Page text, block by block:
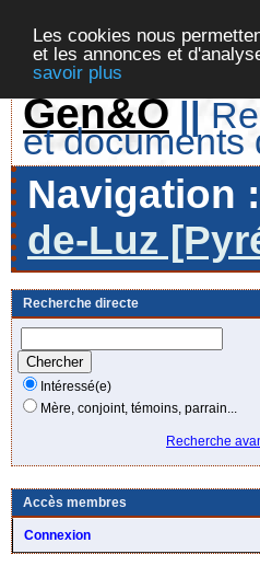
Les cookies nous
et les annonces et
savoir plus
Gen&O ||
et documents
Navigation
de-Luz
Recherche directe
Intéressé(e)
Mère, conjoint, témoins, parrain...
Recherche
Accès membres
Connexion